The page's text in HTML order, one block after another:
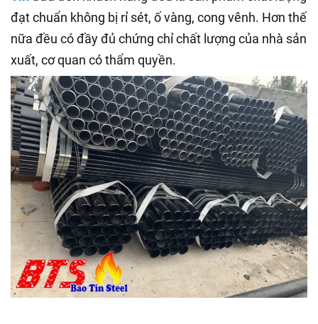
đạt chuẩn không bị rỉ sét, ố vàng, cong vênh. Hơn thế
nữa đều có đầy đủ chứng chỉ chất lượng của nhà sản
xuất, cơ quan có thẩm quyền.